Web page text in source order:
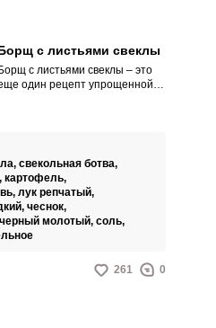
с листьями свеклы
Борщ с листьями свеклы – это
один рецепт упрощенной
актуален в летнюю пору.
свекольная ботва,
картофель,
лук репчатый,
чеснок,
молотый, соль,
261 0